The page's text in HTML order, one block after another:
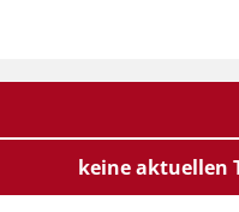
keine aktuellen